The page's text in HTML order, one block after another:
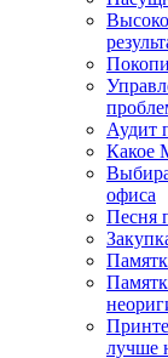
Аудит
Какое
офиса
Песня
лучше